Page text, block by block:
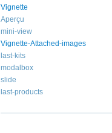
Vignette
Aperçu
mini-view
Vignette-Attached-images
last-kits
modalbox
slide
last-products